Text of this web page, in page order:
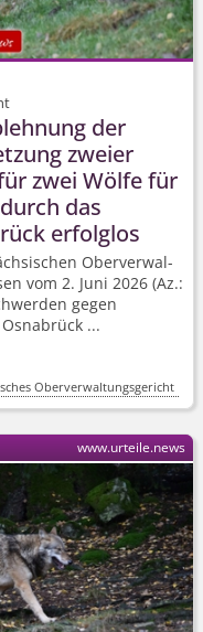
der
zweier
zwei Wölfe für
das
erfolglos
Oberverwal­
vom 2. Juni 2026 (Az.:
gegen
...
Oberverwaltungsgericht
www.urteile.news